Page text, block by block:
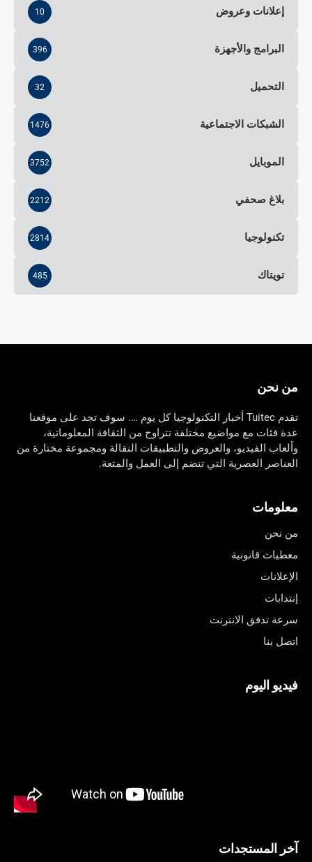
إعلانات وعروض 10
البرامج والأجهزة 396
التحميل 32
الشبكات الاجتماعية 1476
الموبايل 3752
بلاغ صحفي 2212
تكنولوجيا 2814
تويتاك 485
من نحن
تقدم Tuitec أخبار التكنولوجيا كل يوم …. سوف تجد على موقعنا
عدة فئات مع مواضيع مختلفة تتراوح من الثقافة المعلوماتية،
وألعاب الفيديو، والعروض والتطبيقات النقالة ومجموعة مختارة من
العناصر العصرية التي تنضم إلى العمل والمتعة.
معلومات
من نحن
معطيات قانونية
الإعلانات
إنتدابات
سرعة تدفق الانترنت
اتصل بنا
فيديو اليوم
آخر المستجدات